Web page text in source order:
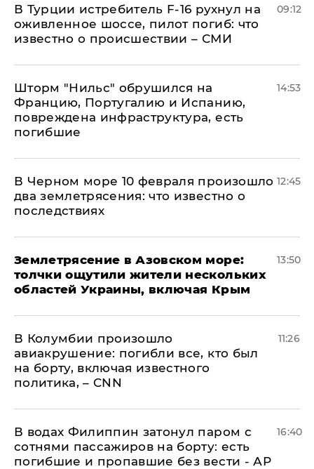
В Турции истребитель F-16 рухнул на
оживленное шоссе, пилот погиб: что
известно о происшествии – СМИ
09:12
Шторм "Нильс" обрушился на
Францию, Португалию и Испанию,
повреждена инфраструктура, есть
погибшие
14:53
В Черном море 10 февраля произошло
два землетрясения: что известно о
последствиях
12:45
Землетрясение в Азовском море:
толчки ощутили жители нескольких
областей Украины, включая Крым
13:50
В Колумбии произошло
авиакрушение: погибли все, кто был
на борту, включая известного
политика, – CNN
11:26
В водах Филиппин затонул паром с
сотнями пассажиров на борту: есть
погибшие и пропавшие без вести - АР
16:40